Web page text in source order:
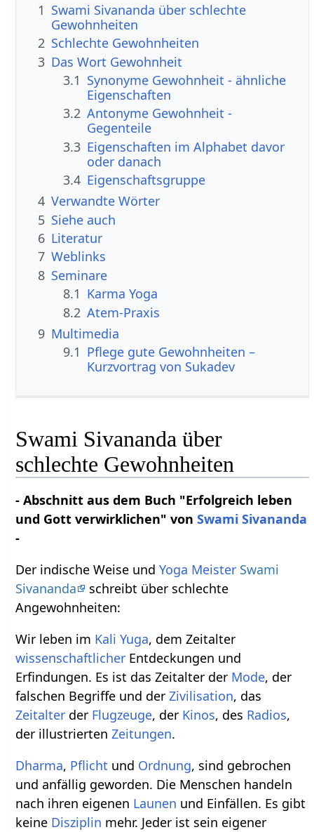
1 Swami Sivananda über schlechte
Gewohnheiten
2 Schlechte Gewohnheiten
3 Das Wort Gewohnheit
3.1 Synonyme Gewohnheit - ähnliche
Eigenschaften
3.2 Antonyme Gewohnheit -
Gegenteile
3.3 Eigenschaften im Alphabet davor
oder danach
3.4 Eigenschaftsgruppe
4 Verwandte Wörter
5 Siehe auch
6 Literatur
7 Weblinks
8 Seminare
8.1 Karma Yoga
8.2 Atem-Praxis
9 Multimedia
9.1 Pflege gute Gewohnheiten –
Kurzvortrag von Sukadev
Swami Sivananda über
schlechte Gewohnheiten
- Abschnitt aus dem Buch "Erfolgreich leben
und Gott verwirklichen" vonSwami Sivananda
-
Der indische Weise undYoga Meister Swami
Sivananda
schreibt über schlechte
Angewohnheiten:
Wir leben im Kali Yuga, dem Zeitalter
wissenschaftlicher Entdeckungen und
Erfindungen. Es ist das Zeitalter der Mode, der
falschen Begriffe und derZivilisation, das
Zeitalter der Flugzeuge, der Kinos, des Radios,
der illustriertenZeitungen.
Dharma, Pflicht und Ordnung, sind gebrochen
und anfällig geworden. Die Menschen handeln
nach ihren eigenen Launen und Einfällen. Es gibt
keine Disziplin mehr. Jeder ist sein eigener